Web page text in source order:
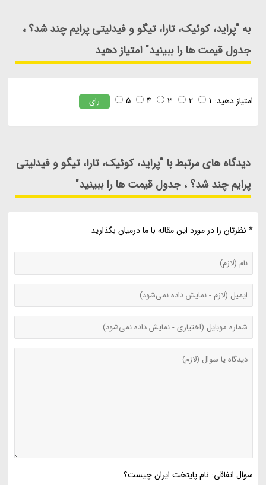
به "پراید، کوئیک، تارا، تیگو و فیدلیتی پرایم چند شد؟ ،
جدول قیمت ها را ببینید" امتیاز دهید
امتیاز دهید: 1
2
3
4
5 رای
دیدگاه های مرتبط با "پراید، کوئیک، تارا، تیگو و فیدلیتی
پرایم چند شد؟ ، جدول قیمت ها را ببینید"
* نظرتان را در مورد این مقاله با ما درمیان بگذارید
سوال اتفاقی: نام پایتخت ایران چیست؟